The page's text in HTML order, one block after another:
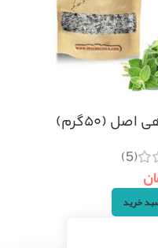
(۵۰گرم)
(5)
خرید